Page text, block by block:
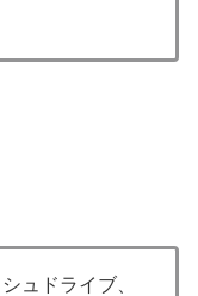
ュドライブ、